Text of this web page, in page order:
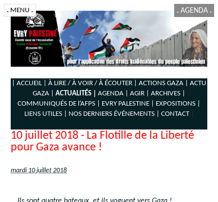
. MENU . . AGENDA .
| ACCUEIL | À LIRE / À VOIR / À ÉCOUTER | ACTIONS GAZA |
ACTU
GAZA |
ACTUALITÉS | AGENDA | AGIR |
ARCHIVES |
COMMUNIQUÉS DE l’AFPS |
EVRY PALESTINE |
EXPOSITIONS |
LIENS UTILES |
NOS DERNIERS ÉVÉNEMENTS | CONTACT|
10 juillet 2018 - La Flotille de la Liberté
pour Gaza avance !
mardi 10 juillet 2018